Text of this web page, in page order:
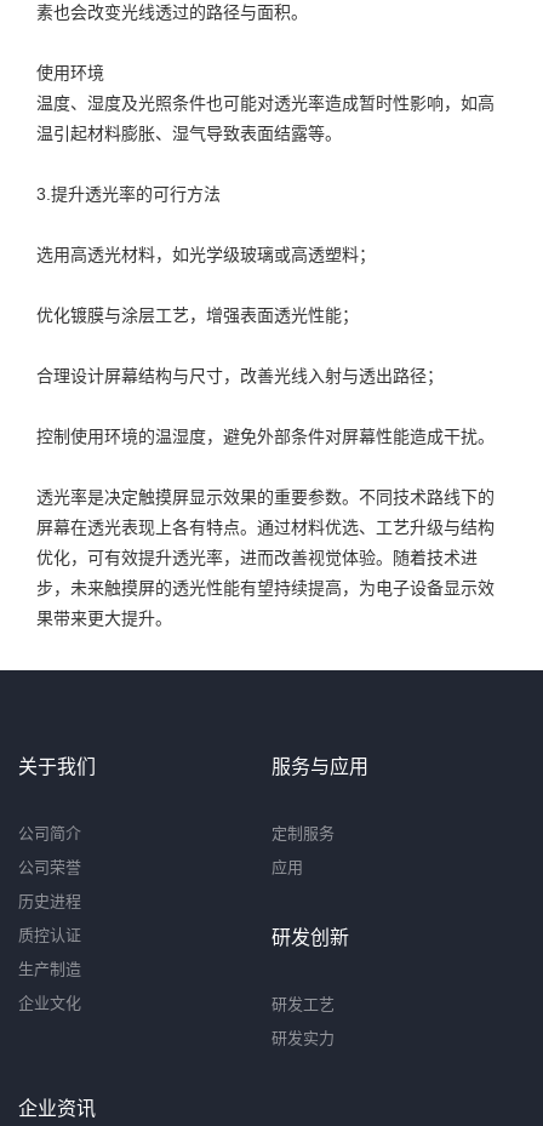
素也会改变光线透过的路径与面积。
使用环境
温度、湿度及光照条件也可能对透光率造成暂时性影响，如高
温引起材料膨胀、湿气导致表面结露等。
3.提升透光率的可行方法
选用高透光材料，如光学级玻璃或高透塑料；
优化镀膜与涂层工艺，增强表面透光性能；
合理设计屏幕结构与尺寸，改善光线入射与透出路径；
控制使用环境的温湿度，避免外部条件对屏幕性能造成干扰。
透光率是决定触摸屏显示效果的重要参数。不同技术路线下的
屏幕在透光表现上各有特点。通过材料优选、工艺升级与结构
优化，可有效提升透光率，进而改善视觉体验。随着技术进
步，未来触摸屏的透光性能有望持续提高，为电子设备显示效
果带来更大提升。
关于我们
公司简介
公司荣誉
历史进程
质控认证
生产制造
企业文化
服务与应用
定制服务
应用
研发创新
研发工艺
研发实力
企业资讯